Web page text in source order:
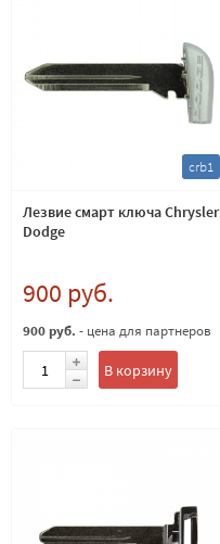
crb1
Лезвие смарт ключа Chrysler
Dodge
900 руб.
900 руб. - цена для партнеров
В корзину